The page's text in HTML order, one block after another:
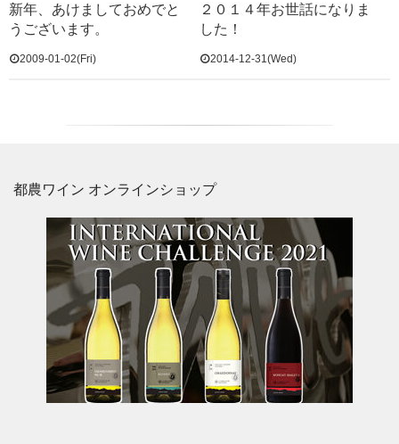
新年、あけましておめでと
うございます。
2009-01-02(Fri)
２０１４年お世話になりま
した！
2014-12-31(Wed)
都農ワイン オンラインショップ